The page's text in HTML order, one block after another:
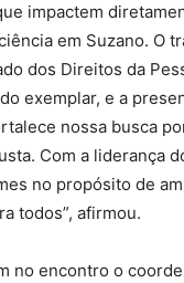
impactem
em Suzano. O
dos Direitos da
exemplar, e a
nossa busca
Com a liderança
no propósito de
todos”, afirmou.
no encontro o